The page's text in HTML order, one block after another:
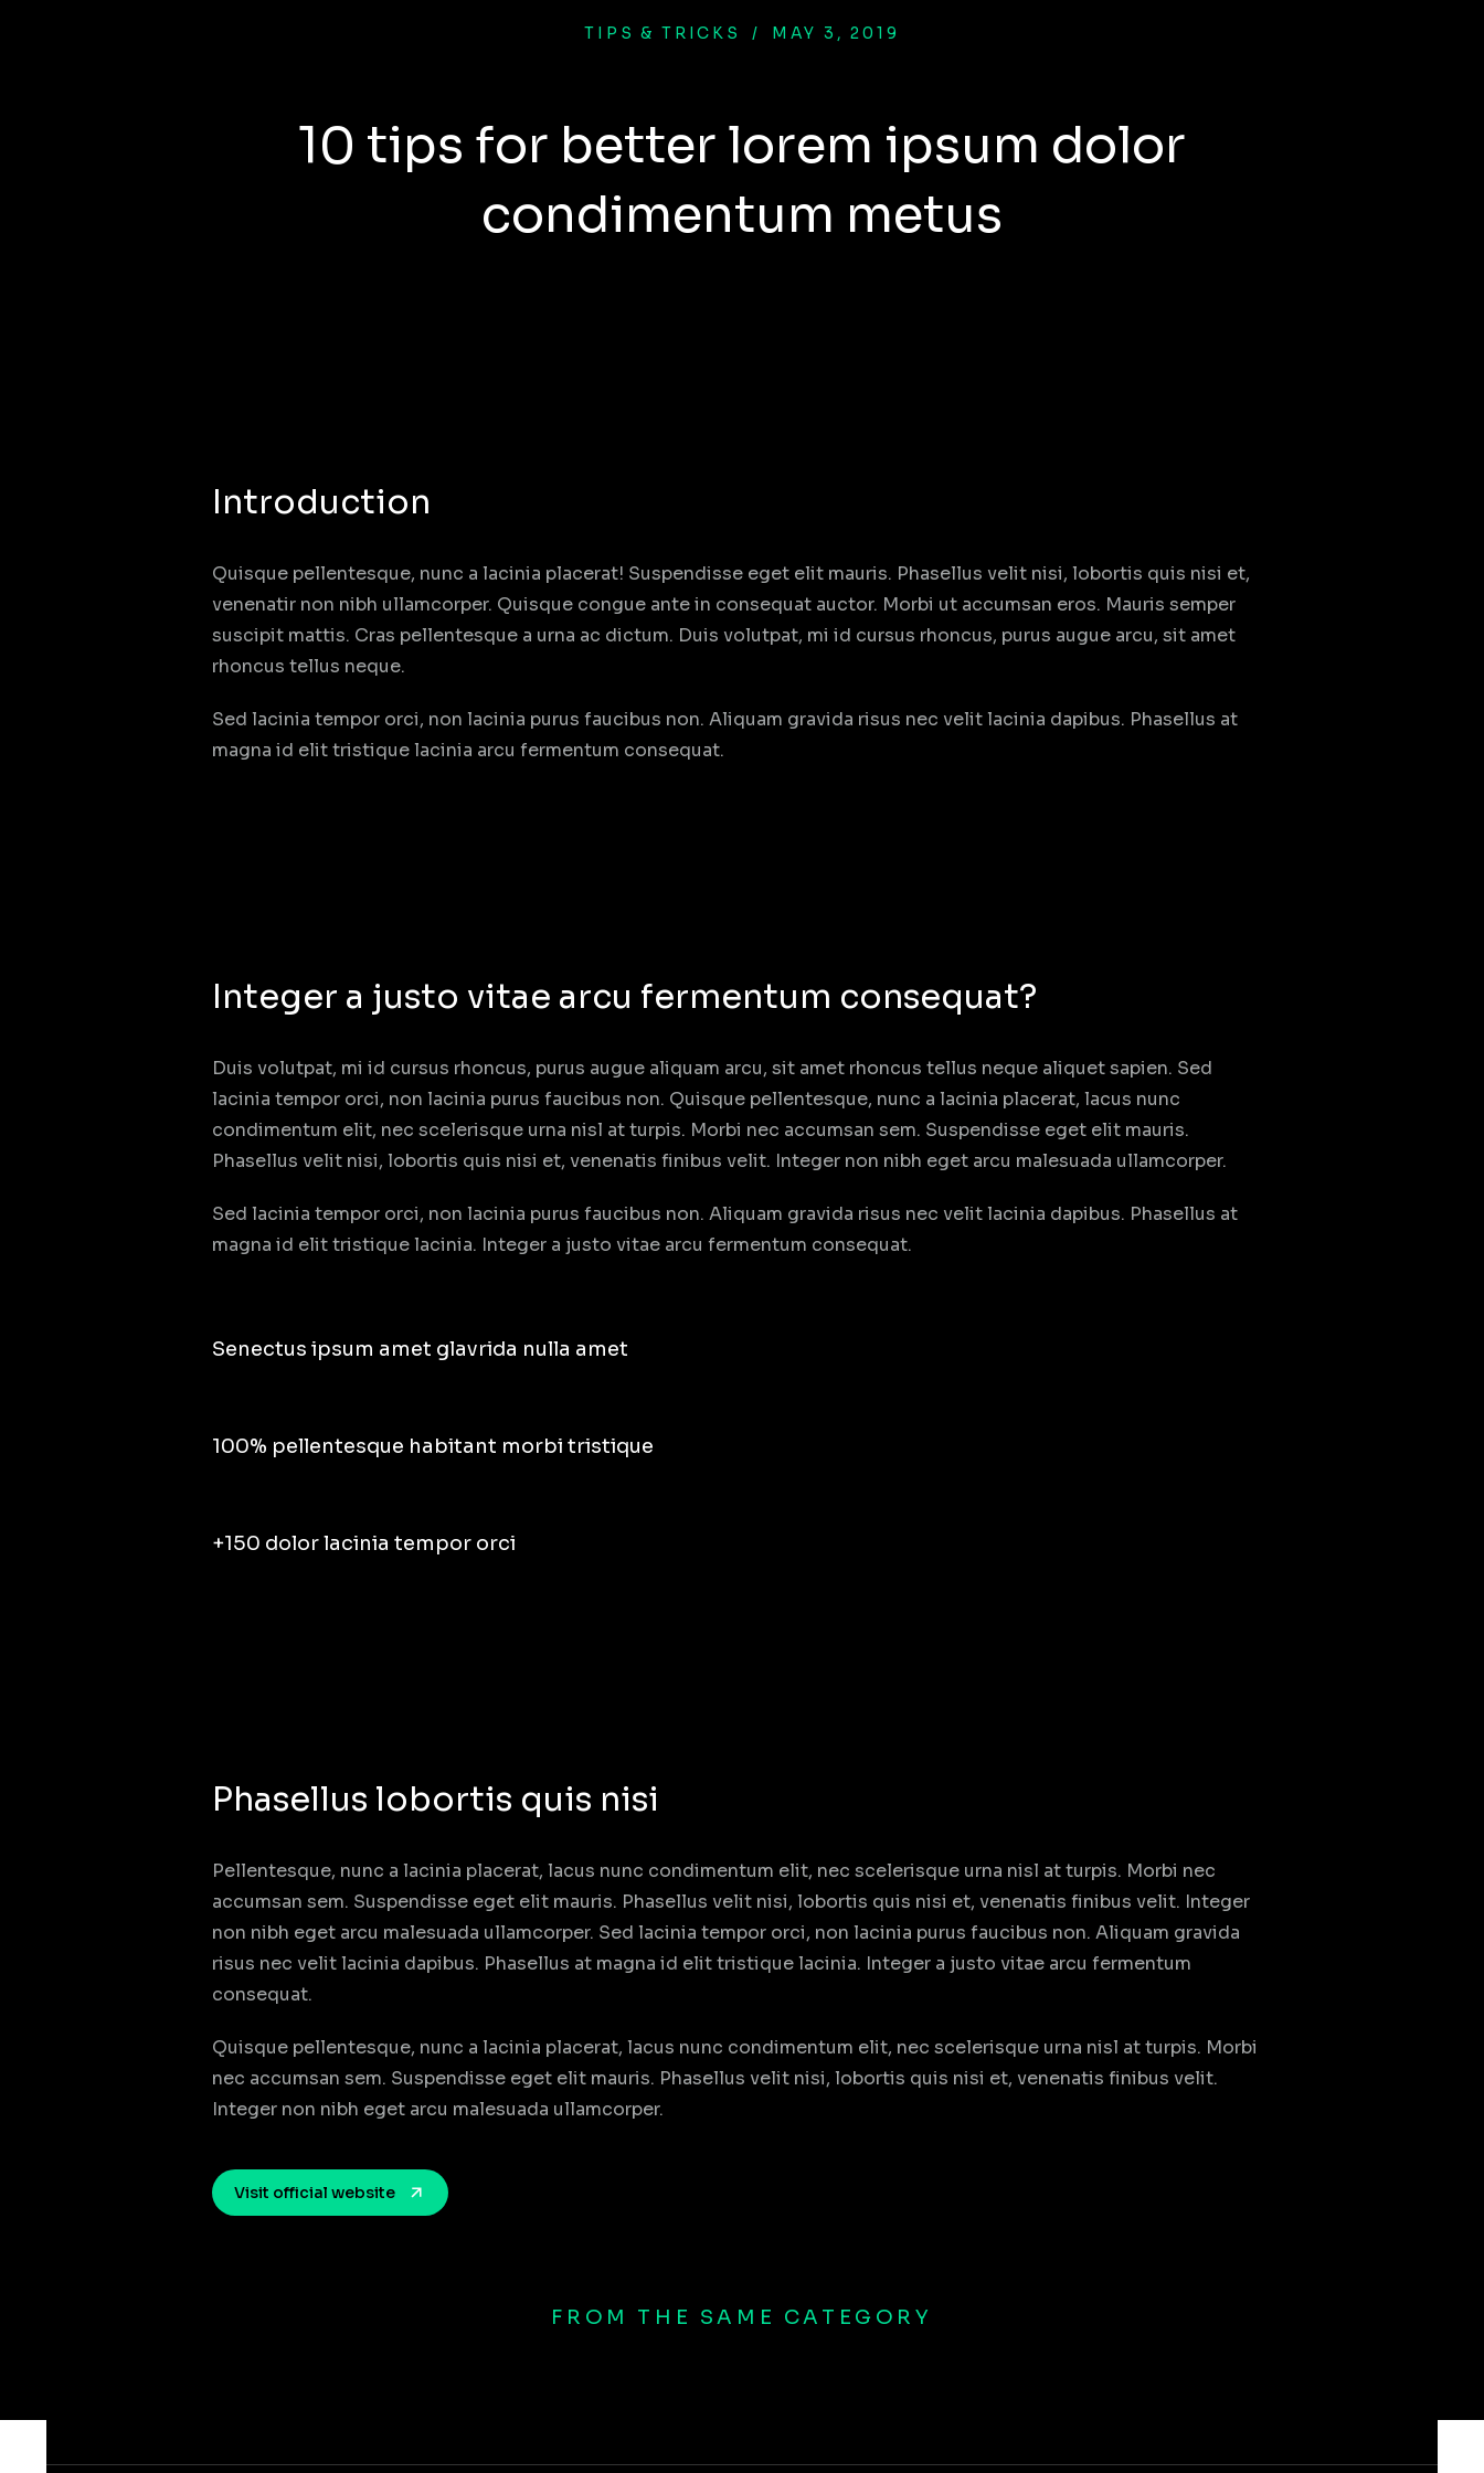
TIPS & TRICKS / MAY 3, 2019
10 tips for better lorem ipsum dolor
condimentum metus
Introduction
Quisque pellentesque, nunc a lacinia placerat! Suspendisse eget elit mauris. Phasellus velit nisi, lobortis quis nisi et,
venenatir non nibh ullamcorper. Quisque congue ante in consequat auctor. Morbi ut accumsan eros. Mauris semper
suscipit mattis. Cras pellentesque a urna ac dictum. Duis volutpat, mi id cursus rhoncus, purus augue arcu, sit amet
rhoncus tellus neque.
Sed lacinia tempor orci, non lacinia purus faucibus non. Aliquam gravida risus nec velit lacinia dapibus. Phasellus at
magna id elit tristique lacinia arcu fermentum consequat.
Integer a justo vitae arcu fermentum consequat?
Duis volutpat, mi id cursus rhoncus, purus augue aliquam arcu, sit amet rhoncus tellus neque aliquet sapien. Sed
lacinia tempor orci, non lacinia purus faucibus non. Quisque pellentesque, nunc a lacinia placerat, lacus nunc
condimentum elit, nec scelerisque urna nisl at turpis. Morbi nec accumsan sem. Suspendisse eget elit mauris.
Phasellus velit nisi, lobortis quis nisi et, venenatis finibus velit. Integer non nibh eget arcu malesuada ullamcorper.
Sed lacinia tempor orci, non lacinia purus faucibus non. Aliquam gravida risus nec velit lacinia dapibus. Phasellus at
magna id elit tristique lacinia. Integer a justo vitae arcu fermentum consequat.
Senectus ipsum amet glavrida nulla amet
100% pellentesque habitant morbi tristique
+150 dolor lacinia tempor orci
Phasellus lobortis quis nisi
Pellentesque, nunc a lacinia placerat, lacus nunc condimentum elit, nec scelerisque urna nisl at turpis. Morbi nec
accumsan sem. Suspendisse eget elit mauris. Phasellus velit nisi, lobortis quis nisi et, venenatis finibus velit. Integer
non nibh eget arcu malesuada ullamcorper. Sed lacinia tempor orci, non lacinia purus faucibus non. Aliquam gravida
risus nec velit lacinia dapibus. Phasellus at magna id elit tristique lacinia. Integer a justo vitae arcu fermentum
consequat.
Quisque pellentesque, nunc a lacinia placerat, lacus nunc condimentum elit, nec scelerisque urna nisl at turpis. Morbi
nec accumsan sem. Suspendisse eget elit mauris. Phasellus velit nisi, lobortis quis nisi et, venenatis finibus velit.
Integer non nibh eget arcu malesuada ullamcorper.
Visit official website
FROM THE SAME CATEGORY